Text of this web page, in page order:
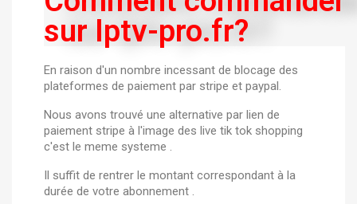
sur Iptv-pro.fr?
En raison d'un nombre incessant de blocage des
plateformes de paiement par stripe et paypal.
Nous avons trouvé une alternative par lien de
paiement stripe à l'image des live tik tok shopping
c'est le meme systeme .
Il suffit de rentrer le montant correspondant à la
durée de votre abonnement .